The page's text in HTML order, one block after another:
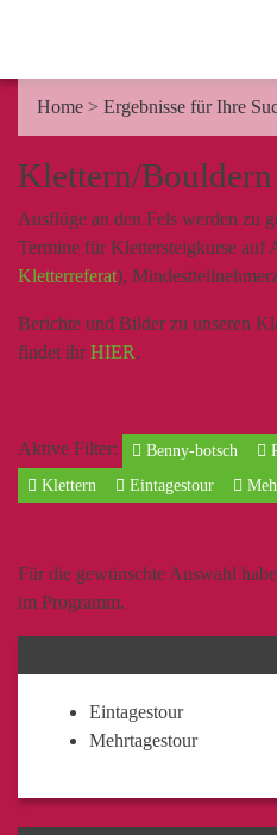
Home > Ergebnisse für Ihre
Klettern/Bouldern
Ausflüge an den Fels werden zu
Termine für Klettersteigkurse auf
Kletterreferat),
Berichte und Bilder zu unseren
findet ihr HIER.
Aktive Filter: Benny-botsch
Klettern
Eintagestour
Für die gewünschte Auswahl
im Programm.
Eintagestour
Mehrtagestour